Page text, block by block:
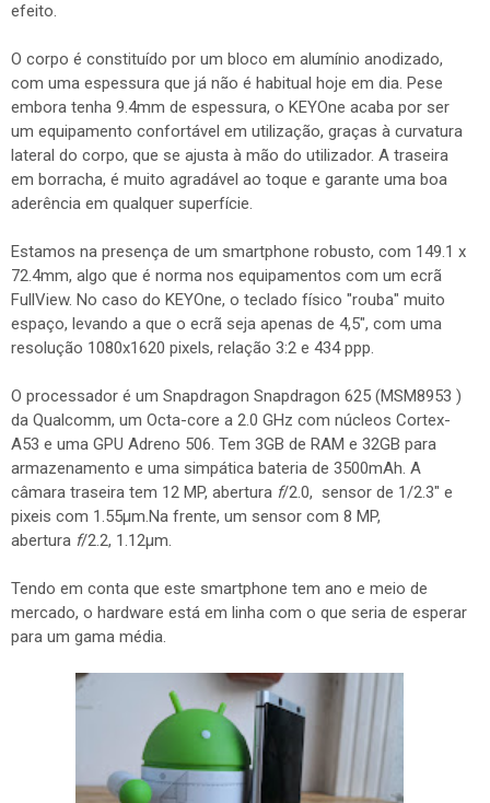
efeito.
O corpo é constituído por um bloco em alumínio anodizado,
com uma espessura que já não é habitual hoje em dia. Pese
embora tenha 9.4mm de espessura, o KEYOne acaba por ser
um equipamento confortável em utilização, graças à curvatura
lateral do corpo, que se ajusta à mão do utilizador. A traseira
em borracha, é muito agradável ao toque e garante uma boa
aderência em qualquer superfície.
Estamos na presença de um smartphone robusto, com 149.1 x
72.4mm, algo que é norma nos equipamentos com um ecrã
FullView. No caso do KEYOne, o teclado físico "rouba" muito
espaço, levando a que o ecrã seja apenas de 4,5", com uma
resolução 1080x1620 pixels, relação 3:2 e 434 ppp.
O processador é um Snapdragon Snapdragon 625 (MSM8953 )
da Qualcomm, um Octa-core a 2.0 GHz com núcleos Cortex-
A53 e uma GPU Adreno 506. Tem 3GB de RAM e 32GB para
armazenamento e uma simpática bateria de 3500mAh. A
câmara traseira tem 12 MP, abertura f/2.0, sensor de 1/2.3" e
pixeis com 1.55µm.Na frente, um sensor com 8 MP,
abertura f/2.2, 1.12µm.
Tendo em conta que este smartphone tem ano e meio de
mercado, o hardware está em linha com o que seria de esperar
para um gama média.